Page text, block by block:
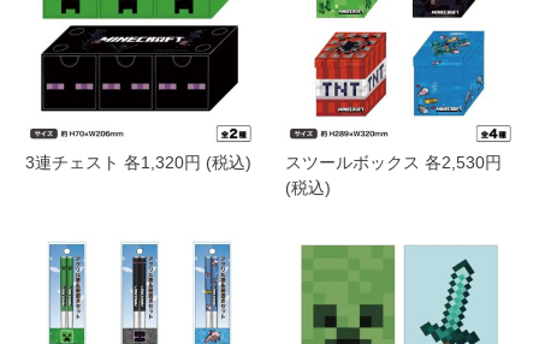
3連チェスト 各1,320円 (税込)
スツールボックス 各2,530円
(税込)